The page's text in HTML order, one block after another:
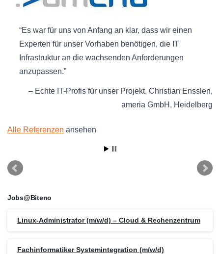
Es war für uns von Anfang an klar, dass wir einen
Experten für unser Vorhaben benötigen, die IT
Infrastruktur an die wachsenden Anforderungen
anzupassen.
Echte IT-Profis für unser Projekt Christian Ensslen
ameria GmbH
Heidelberg
Alle Referenzen ansehen
Jobs@Biteno
Linux-Administrator (m/w/d) – Cloud & Rechenzentrum
Fachinformatiker Systemintegration (m/w/d)